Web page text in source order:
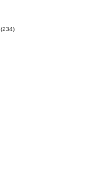
(234)